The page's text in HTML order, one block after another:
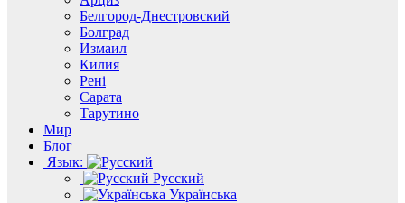
Белгород-Днестровский
Болград
Измаил
Килия
Рені
Сарата
Тарутино
Мир
Блог
Язык:
Русский
Українська